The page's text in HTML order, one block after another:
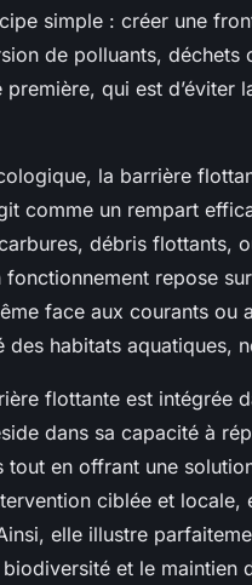
simple : créer une
de polluants,
qui est d’éviter
la barrière
comme un rempart
débris flottants,
repose
face aux courants
des habitats aquatiques,
flottante est intégrée
dans sa capacité à
tout en offrant une
ciblée et locale,
elle illustre
et le maintien